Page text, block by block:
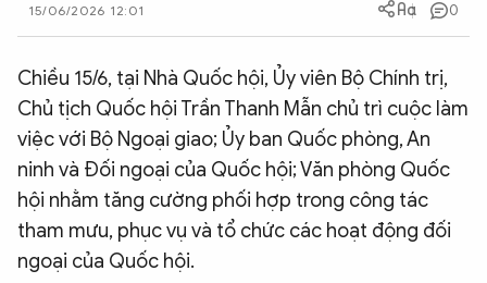
QUỐC TẾ
VĂN HÓA - THỂ THAO
BẠN ĐỌC & CAND
ĐA PHƯƠNG TIỆN
15/06/2026 12:01 0
Chiều 15/6, tại Nhà Quốc hội, Ủy viên Bộ Chính trị,
Chủ tịch Quốc hội Trần Thanh Mẫn chủ trì cuộc làm
việc với Bộ Ngoại giao; Ủy ban Quốc phòng, An
ninh và Đối ngoại của Quốc hội; Văn phòng Quốc
hội nhằm tăng cường phối hợp trong công tác
tham mưu, phục vụ và tổ chức các hoạt động đối
ngoại của Quốc hội.